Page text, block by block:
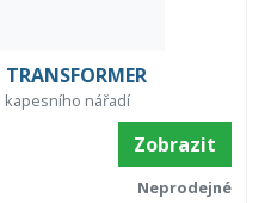
nářadí
Zobrazit
Neprodejné